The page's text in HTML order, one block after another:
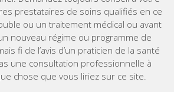
prestataires de soins qualifiés en ce
ou un traitement médical ou avant
nouveau régime ou programme de
fi de l’avis d’un praticien de la santé
une consultation professionnelle à
chose que vous liriez sur ce site.